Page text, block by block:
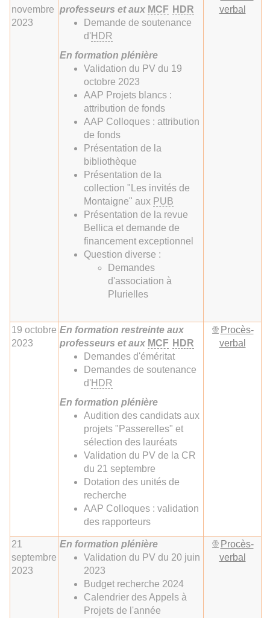
novembre
2023
professeurs et aux MCF HDR
Demande de soutenance
d' HDR
En formation plénière
Validation du PV du 19
octobre 2023
AAP Projets blancs :
attribution de fonds
AAP Colloques : attribution
de fonds
Présentation de la
bibliothèque
Présentation de la
collection "Les invités de
Montaigne" aux PUB
Présentation de la revue
Bellica et demande de
financement exceptionnel
Question diverse :
Demandes
d'association à
Plurielles
verbal
19 octobre
2023
En formation restreinte aux
professeurs et aux MCF HDR
Demandes d'éméritat
Demandes de soutenance
d' HDR
En formation plénière
Audition des candidats aux
projets "Passerelles" et
sélection des lauréats
Validation du PV de la CR
du 21 septembre
Dotation des unités de
recherche
AAP Colloques : validation
des rapporteurs
Procès-
verbal
21
septembre
2023
En formation plénière
Validation du PV du 20 juin
2023
Budget recherche 2024
Calendrier des Appels à
Projets de l'année
Procès-
verbal